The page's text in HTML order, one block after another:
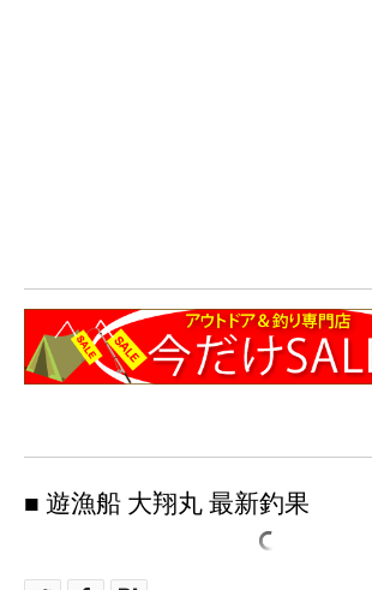
■ 遊漁船 大翔丸 最新釣果